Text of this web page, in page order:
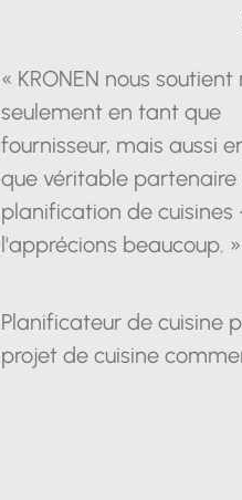
« KRONEN nous soutient
seulement en tant que
fournisseur, mais aussi
que véritable partenaire
planification de cuisines
l'apprécions beaucoup. »
Planificateur de cuisine
projet de cuisine